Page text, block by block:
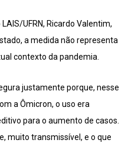
UFRN, Ricardo Valentim,
a medida não representa
contexto da pandemia.
justamente porque, nesse
a Ômicron, o uso era
para o aumento de casos.
muito transmissível, e o que